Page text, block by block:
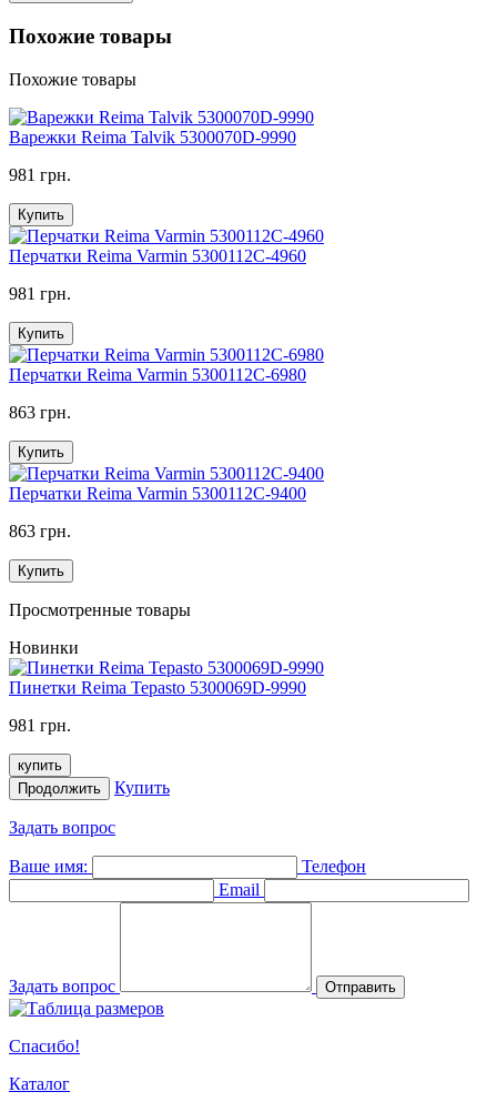
Похожие товары
Похожие товары
Варежки Reima Talvik 5300070D-9990
981 грн.
Купить
Перчатки Reima Varmin 5300112C-4960
981 грн.
Купить
Перчатки Reima Varmin 5300112C-6980
863 грн.
Купить
Перчатки Reima Varmin 5300112C-9400
863 грн.
Купить
Просмотренные товары
Новинки
Пинетки Reima Tepasto 5300069D-9990
981 грн.
купить
Продолжить
Купить
Задать вопрос
Ваше имя:
Телефон
Email
Задать вопрос Отправить
Спасибо!
Каталог